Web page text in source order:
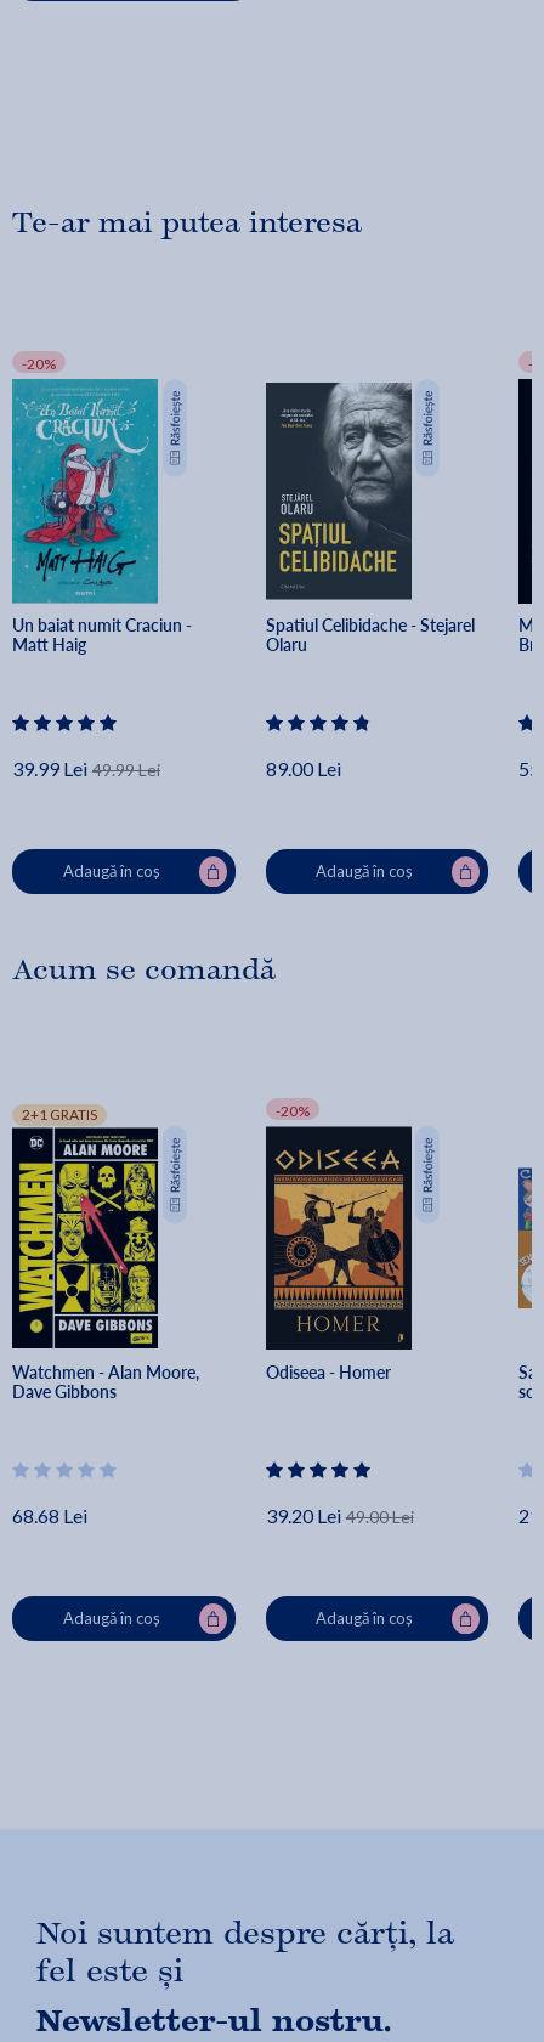
Te-ar mai putea interesa
-20%
Un baiat numit Craciun -
Matt Haig
39.99 Lei 49.99 Lei
Adaugă în coș
Spatiul Celibidache - Stejarel
Olaru
89.00 Lei
Adaugă în coș
-
Acum se comandă
2+1 GRATIS
Watchmen - Alan Moore,
Dave Gibbons
68.68 Lei
Adaugă în coș
-20%
Odiseea - Homer
39.20 Lei 49.00 Lei
Adaugă în coș
Sa
Noi suntem despre cărți, la
fel este și
Newsletter-ul nostru.